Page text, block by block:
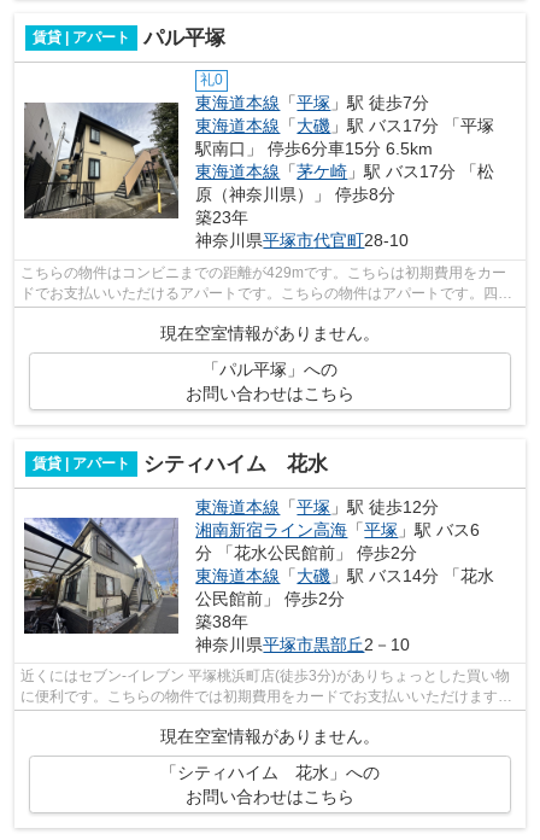
賃貸 | アパート パル平塚
礼0
東海道本線 「平塚 」駅 徒歩7分
東海道本線 「大磯 」駅 バス17分 「平塚
駅南口」 停歩6分車15分 6.5km
東海道本線 「茅ケ崎 」駅 バス17分 「松
原（神奈川県）」 停歩8分
築23年
神奈川県平塚市代官町28-10
こちらの物件はコンビニまでの距離が429mです。こちらは初期費用をカー
ドでお支払いいただけるアパートです。こちらの物件はアパートです。四季
折々の風を感じられる通風良好な快適の...
現在空室情報がありません。
「パル平塚」への
お問い合わせはこちら
賃貸 | アパート シティハイム 花水
東海道本線 「平塚 」駅 徒歩12分
湘南新宿ライン高海 「平塚 」駅 バス6
分 「花水公民館前」 停歩2分
東海道本線 「大磯 」駅 バス14分 「花水
公民館前」 停歩2分
築38年
神奈川県平塚市黒部丘2－10
近くにはセブン-イレブン 平塚桃浜町店(徒歩3分)がありちょっとした買い物
に便利です。こちらの物件では初期費用をカードでお支払いいただけます。
現在空室情報がありません。
「シティハイム 花水」への
お問い合わせはこちら